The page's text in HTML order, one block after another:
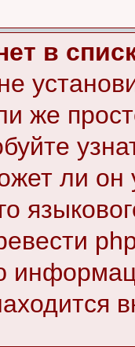
в
же
ли он